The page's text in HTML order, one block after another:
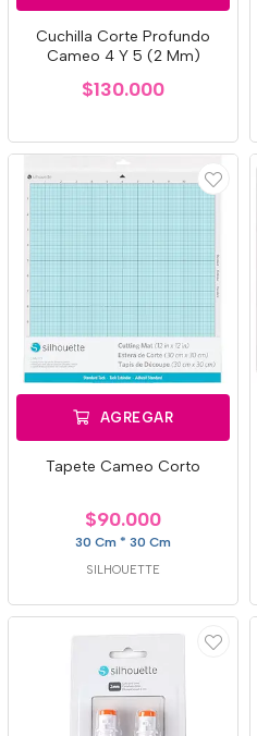
Cuchilla Corte Profundo
Cameo 4 Y 5 (2 Mm)
$130.000
AGREGAR
Tapete Cameo Corto
$90.000
30 Cm * 30 Cm
SILHOUETTE